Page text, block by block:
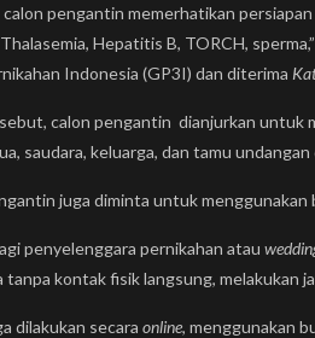
calon pengantin memerhatikan
Hepatitis B, TORCH,
Indonesia (GP3I) dan diterima
calon pengantin dianjurkan untuk
saudara, keluarga, dan tamu
juga diminta untuk
penyelenggara pernikahan atau
tanpa kontak fisik langsung, melakukan
dilakukan secara online, menggunakan